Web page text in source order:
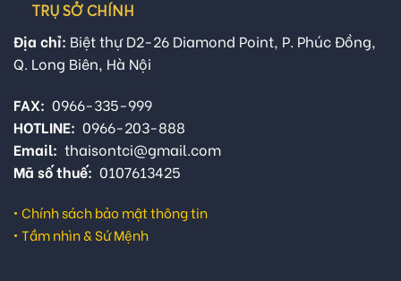
TRỤ SỞ CHÍNH
Địa chỉ: Biệt thự D2-26 Diamond Point, P. Phúc Đồng,
Q. Long Biên, Hà Nội
FAX: 0966-335-999
HOTLINE: 0966-203-888
Email: thaisontci@gmail.com
Mã số thuế: 0107613425
• Chính sách bảo mật thông tin
• Tầm nhìn & Sứ Mệnh